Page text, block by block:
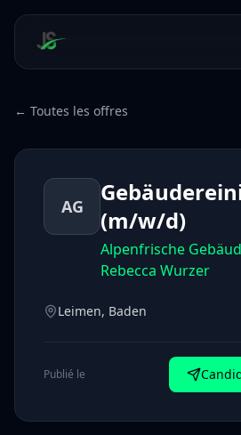
← Toutes les offres
AG
(m/w/d)
Alpenfrische
Rebecca Wurzer
Leimen, Baden
Publié le